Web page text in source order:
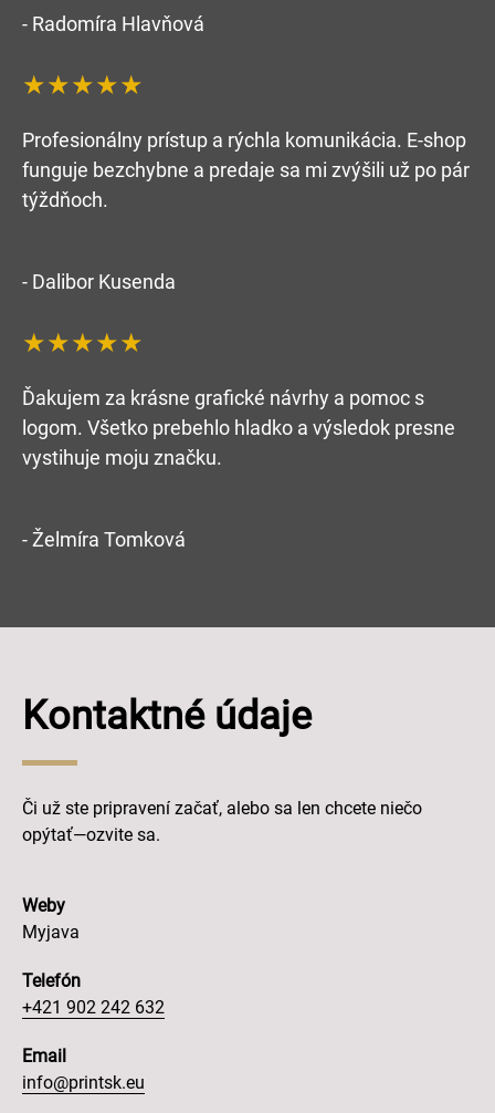
- Radomíra Hlavňová
★★★★★
Profesionálny prístup a rýchla komunikácia. E-shop
funguje bezchybne a predaje sa mi zvýšili už po pár
týždňoch.
- Dalibor Kusenda
★★★★★
Ďakujem za krásne grafické návrhy a pomoc s
logom. Všetko prebehlo hladko a výsledok presne
vystihuje moju značku.
- Želmíra Tomková
Kontaktné údaje
Či už ste pripravení začať, alebo sa len chcete niečo
opýtať—ozvite sa.
Weby
Myjava
Telefón
+421 902 242 632
Email
info@printsk.eu